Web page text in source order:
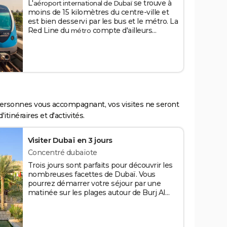
6 trajets d'une zone. Les cartes sont valides
90 jours et sont rechargeables.
Crédits : ViktoriyaFivko/Shutterstock
L'aéroport international de Dubaïse trouve à
moins de 15 kilomètres du centre-ville et
est bien desservi par les bus et le métro. La
Red Line du métro compte d'ailleurs
du nombre de zones que vous traversez.
Une autre solution est de prendre les
par trajet.
Crédits :Ioan Panaite/Shutterstock
vous accompagnant, vos visites ne seront
et d'activités.
Visiter Dubaï en 3 jours
Concentré dubaïote
Trois jours sont parfaits pour découvrir les
nombreuses facettes de Dubaï. Vous
pourrez démarrer votre séjour par une
matinée sur les plages autour de Burj Al